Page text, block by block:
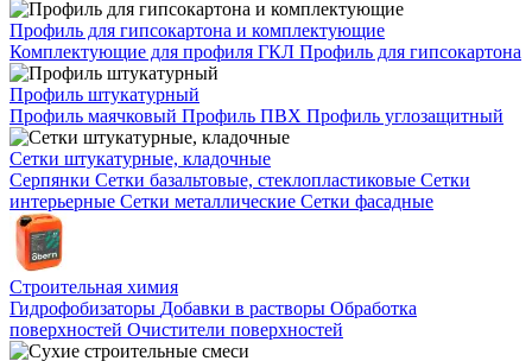
Профиль для гипсокартона и комплектующие
Комплектующие для профиля ГКЛ Профиль для гипсокартона
Профиль штукатурный
Профиль маячковый Профиль ПВХ Профиль углозащитный
Сетки штукатурные, кладочные
Серпянки Сетки базальтовые, стеклопластиковые Сетки
интерьерные Сетки металлические Сетки фасадные
Строительная химия
Гидрофобизаторы Добавки в растворы Обработка
поверхностей Очистители поверхностей